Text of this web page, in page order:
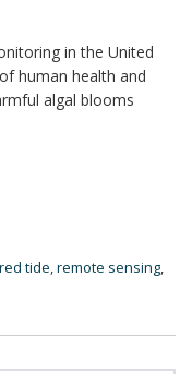
in the United
human health and
algal blooms
red tide,remote sensing,